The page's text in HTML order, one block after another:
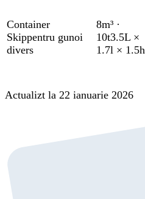
Container
Skippentru gunoi
divers
8m³ ·
10t3.5L ×
1.7l × 1.5h
Actualizt la 22 ianuarie 2026